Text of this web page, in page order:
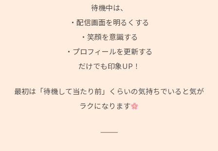
待機中は、
・配信画面を明るくする
・笑顔を意識する
・プロフィールを更新する
だけでも印象UP！
最初は「待機して当たり前」くらいの気持ちでいると気が
ラクになります
⸻